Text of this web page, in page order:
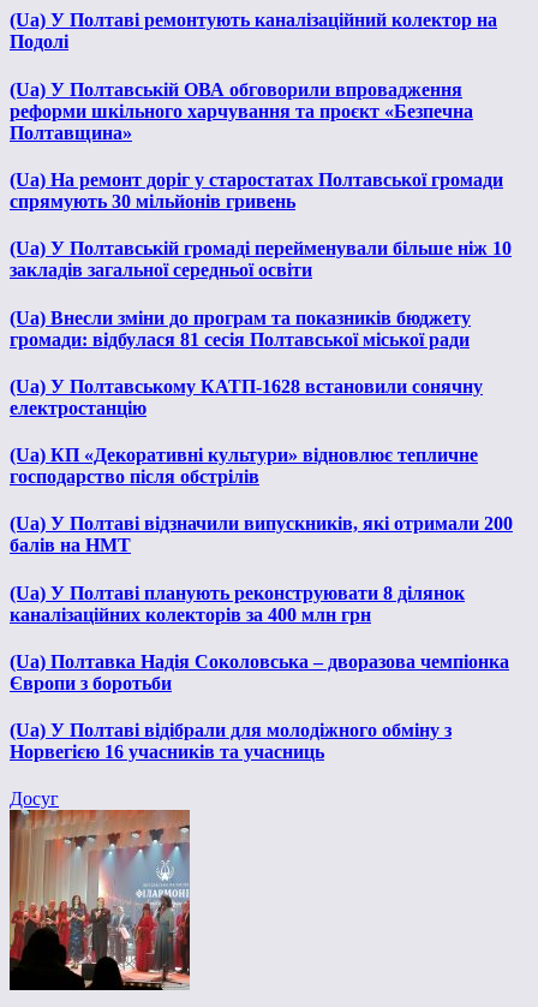
(Ua) У Полтаві ремонтують каналізаційний колектор на
Подолі
(Ua) У Полтавській ОВА обговорили впровадження
реформи шкільного харчування та проєкт «Безпечна
Полтавщина»
(Ua) На ремонт доріг у старостатах Полтавської громади
спрямують 30 мільйонів гривень
(Ua) У Полтавській громаді перейменували більше ніж 10
закладів загальної середньої освіти
(Ua) Внесли зміни до програм та показників бюджету
громади: відбулася 81 сесія Полтавської міської ради
(Ua) У Полтавському КАТП-1628 встановили сонячну
електростанцію
(Ua) КП «Декоративні культури» відновлює тепличне
господарство після обстрілів
(Ua) У Полтаві відзначили випускників, які отримали 200
балів на НМТ
(Ua) У Полтаві планують реконструювати 8 ділянок
каналізаційних колекторів за 400 млн грн
(Ua) Полтавка Надія Соколовська – дворазова чемпіонка
Європи з боротьби
(Ua) У Полтаві відібрали для молодіжного обміну з
Норвегією 16 учасників та учасниць
Досуг